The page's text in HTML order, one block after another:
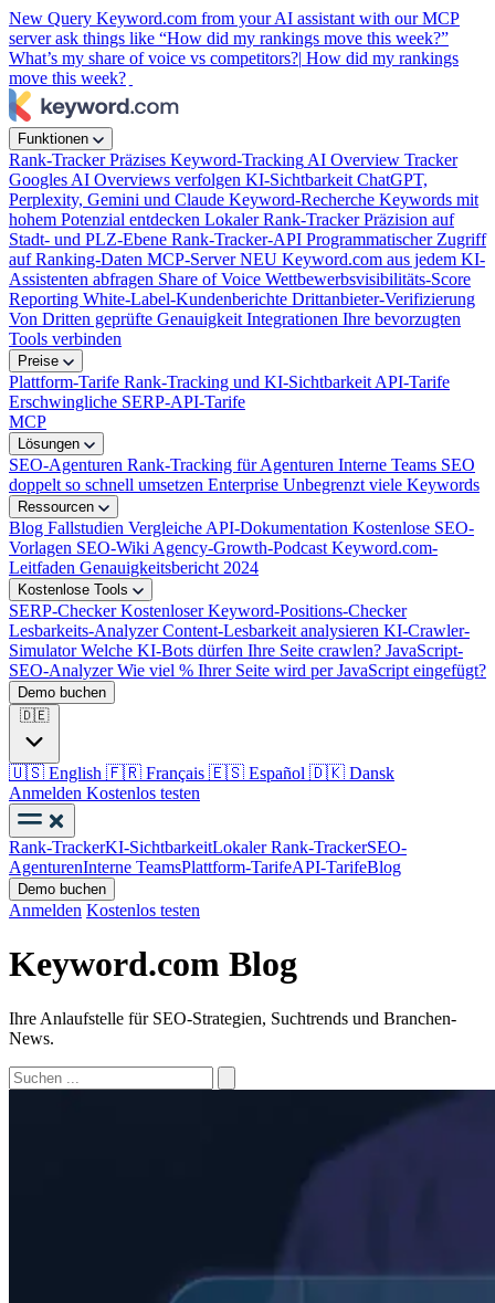
New Query Keyword.com from your AI assistant with our MCP
server ask things like “How did my rankings move this week?”
What’s my share of voice vs competitors?| How did my rankings
move this week?
Funktionen
Rank-TrackerPräzises Keyword-Tracking AI Overview Tracker
Googles AI Overviews verfolgen KI-Sichtbarkeit ChatGPT,
Perplexity, Gemini und Claude Keyword-Recherche Keywords mit
hohem Potenzial entdecken Lokaler Rank-TrackerPräzision auf
Stadt- und PLZ-Ebene Rank-Tracker-API Programmatischer Zugriff
auf Ranking-Daten MCP-ServerNEU Keyword.com aus jedem KI-
Assistenten abfragen Share of Voice Wettbewerbsvisibilitäts-Score
Reporting White-Label-Kundenberichte Drittanbieter-Verifizierung
Von Dritten geprüfte Genauigkeit Integrationen Ihre bevorzugten
Tools verbinden
Preise
Plattform-Tarife Rank-Tracking und KI-Sichtbarkeit API-Tarife
Erschwingliche SERP-API-Tarife
MCP
Lösungen
SEO-Agenturen Rank-Tracking für Agenturen Interne Teams SEO
doppelt so schnell umsetzen Enterprise Unbegrenzt viele Keywords
Ressourcen
Blog Fallstudien Vergleiche API-Dokumentation Kostenlose SEO-
Vorlagen SEO-Wiki Agency-Growth-Podcast Keyword.com-
Leitfaden Genauigkeitsbericht 2024
Kostenlose Tools
SERP-CheckerKostenloser Keyword-Positions-Checker
Lesbarkeits-AnalyzerContent-Lesbarkeit analysieren KI-Crawler-
SimulatorWelche KI-Bots dürfen Ihre Seite crawlen? JavaScript-
SEO-AnalyzerWie viel % Ihrer Seite wird per JavaScript eingefügt?
Demo buchen
🇩🇪
🇺🇸 English 🇫🇷 Français 🇪🇸 Español 🇩🇰 Dansk
Anmelden Kostenlos testen
Rank-TrackerKI-SichtbarkeitLokaler Rank-TrackerSEO-
AgenturenInterne TeamsPlattform-TarifeAPI-TarifeBlog
Demo buchen
Anmelden Kostenlos testen
Keyword.com Blog
Ihre Anlaufstelle für SEO-Strategien, Suchtrends und Branchen-
News.